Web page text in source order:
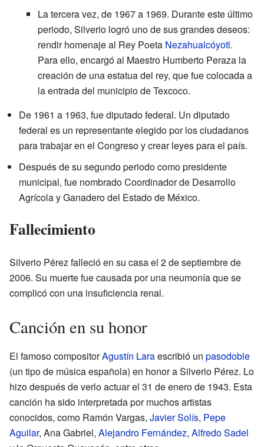
La tercera vez, de 1967 a 1969. Durante este último
periodo, Silverio logró uno de sus grandes deseos:
rendir homenaje al Rey Poeta Nezahualcóyotl.
Para ello, encargó al Maestro Humberto Peraza la
creación de una estatua del rey, que fue colocada a
la entrada del municipio de Texcoco.
De 1961 a 1963, fue diputado federal. Un diputado
federal es un representante elegido por los ciudadanos
para trabajar en el Congreso y crear leyes para el país.
Después de su segundo periodo como presidente
municipal, fue nombrado Coordinador de Desarrollo
Agrícola y Ganadero del Estado de México.
Fallecimiento
Silverio Pérez falleció en su casa el 2 de septiembre de
2006. Su muerte fue causada por una neumonía que se
complicó con una insuficiencia renal.
Canción en su honor
El famoso compositorAgustín Laraescribió un pasodoble
(un tipo de música española) en honor a Silverio Pérez. Lo
hizo después de verlo actuar el 31 de enero de 1943. Esta
canción ha sido interpretada por muchos artistas
conocidos, como Ramón Vargas, Javier Solís, Pepe
Aguilar, Ana Gabriel, Alejandro Fernández, Alfredo Sadel